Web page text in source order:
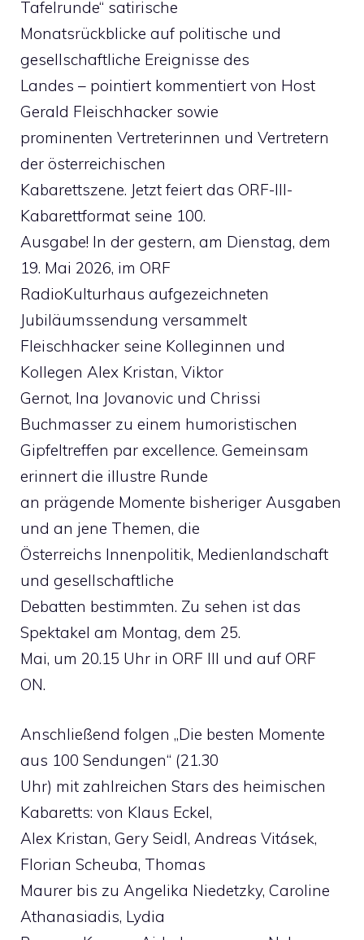
Tafelrunde“ satirische
Monatsrückblicke auf politische und
gesellschaftliche Ereignisse des
Landes – pointiert kommentiert von Host
Gerald Fleischhacker sowie
prominenten Vertreterinnen und Vertretern
der österreichischen
Kabarettszene. Jetzt feiert das ORF-III-
Kabarettformat seine 100.
Ausgabe! In der gestern, am Dienstag, dem
19. Mai 2026, im ORF
RadioKulturhaus aufgezeichneten
Jubiläumssendung versammelt
Fleischhacker seine Kolleginnen und
Kollegen Alex Kristan, Viktor
Gernot, Ina Jovanovic und Chrissi
Buchmasser zu einem humoristischen
Gipfeltreffen par excellence. Gemeinsam
erinnert die illustre Runde
an prägende Momente bisheriger Ausgaben
und an jene Themen, die
Österreichs Innenpolitik, Medienlandschaft
und gesellschaftliche
Debatten bestimmten. Zu sehen ist das
Spektakel am Montag, dem 25.
Mai, um 20.15 Uhr in ORF III und auf ORF
ON.
Anschließend folgen „Die besten Momente
aus 100 Sendungen“ (21.30
Uhr) mit zahlreichen Stars des heimischen
Kabaretts: von Klaus Eckel,
Alex Kristan, Gery Seidl, Andreas Vitásek,
Florian Scheuba, Thomas
Maurer bis zu Angelika Niedetzky, Caroline
Athanasiadis, Lydia